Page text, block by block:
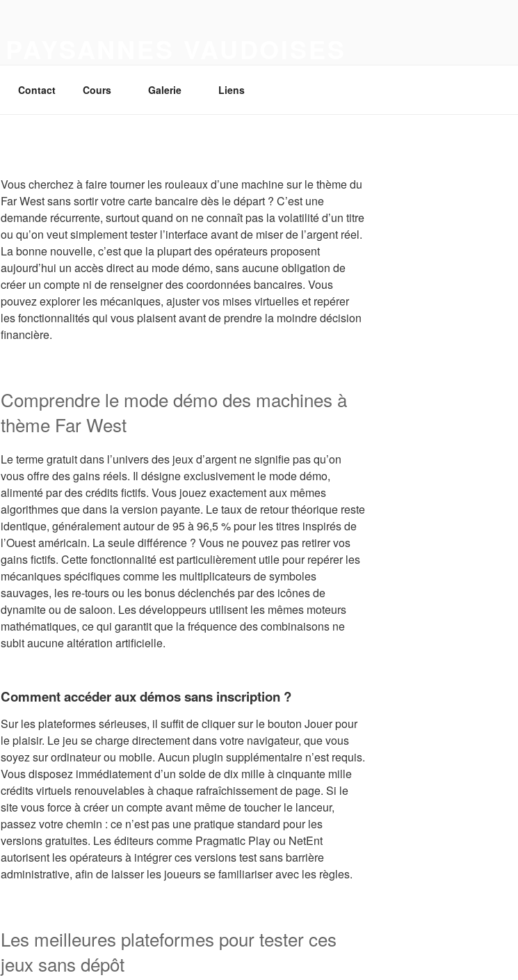
Contact Cours Galerie Liens
Vous cherchez à faire tourner les rouleaux d’une machine sur le thème du
Far West sans sortir votre carte bancaire dès le départ ? C’est une
demande récurrente, surtout quand on ne connaît pas la volatilité d’un titre
ou qu’on veut simplement tester l’interface avant de miser de l’argent réel.
La bonne nouvelle, c’est que la plupart des opérateurs proposent
aujourd’hui un accès direct au mode démo, sans aucune obligation de
créer un compte ni de renseigner des coordonnées bancaires. Vous
pouvez explorer les mécaniques, ajuster vos mises virtuelles et repérer
les fonctionnalités qui vous plaisent avant de prendre la moindre décision
financière.
Comprendre le mode démo des machines à
thème Far West
Le terme gratuit dans l’univers des jeux d’argent ne signifie pas qu’on
vous offre des gains réels. Il désigne exclusivement le mode démo,
alimenté par des crédits fictifs. Vous jouez exactement aux mêmes
algorithmes que dans la version payante. Le taux de retour théorique reste
identique, généralement autour de 95 à 96,5 % pour les titres inspirés de
l’Ouest américain. La seule différence ? Vous ne pouvez pas retirer vos
gains fictifs. Cette fonctionnalité est particulièrement utile pour repérer les
mécaniques spécifiques comme les multiplicateurs de symboles
sauvages, les re-tours ou les bonus déclenchés par des icônes de
dynamite ou de saloon. Les développeurs utilisent les mêmes moteurs
mathématiques, ce qui garantit que la fréquence des combinaisons ne
subit aucune altération artificielle.
Comment accéder aux démos sans inscription ?
Sur les plateformes sérieuses, il suffit de cliquer sur le bouton Jouer pour
le plaisir. Le jeu se charge directement dans votre navigateur, que vous
soyez sur ordinateur ou mobile. Aucun plugin supplémentaire n’est requis.
Vous disposez immédiatement d’un solde de dix mille à cinquante mille
crédits virtuels renouvelables à chaque rafraîchissement de page. Si le
site vous force à créer un compte avant même de toucher le lanceur,
passez votre chemin : ce n’est pas une pratique standard pour les
versions gratuites. Les éditeurs comme Pragmatic Play ou NetEnt
autorisent les opérateurs à intégrer ces versions test sans barrière
administrative, afin de laisser les joueurs se familiariser avec les règles.
Les meilleures plateformes pour tester ces
jeux sans dépôt